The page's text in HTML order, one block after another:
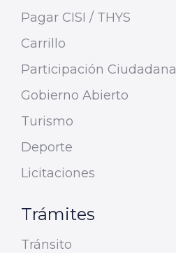
Pagar CISI / THYS
Carrillo
Participación Ciudadana
Gobierno Abierto
Turismo
Deporte
Licitaciones
Trámites
Tránsito